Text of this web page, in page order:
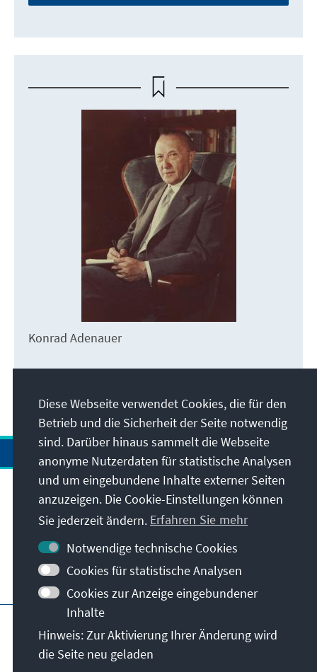
Konrad Adenauer
Anschrift
Kontakt
Besuchen Sie auch
Hauptseite der KAS
Nutzungsbedingungen
Erklärung zur Barrierefreiheit
Diese Webseite verwendet Cookies, die für den
Betrieb und die Sicherheit der Seite notwendig
sind. Darüber hinaus sammelt die Webseite
anonyme Nutzerdaten für statistische Analysen
und um eingebundene Inhalte externer Seiten
anzuzeigen. Die Cookie-Einstellungen können
Sie jederzeit ändern. Erfahren Sie mehr
Notwendige technische Cookies
Cookies für statistische Analysen
Cookies zur Anzeige eingebundener
Inhalte
Hinweis: Zur Aktivierung Ihrer Änderung wird
die Seite neu geladen